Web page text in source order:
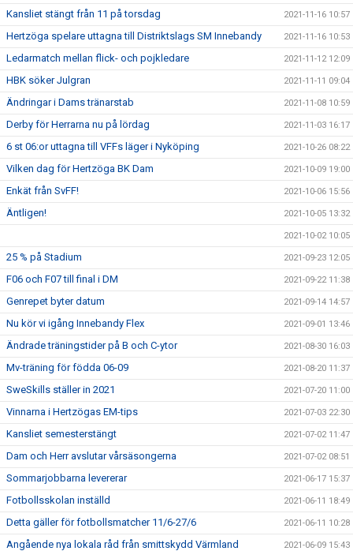
Kansliet stängt från 11 på torsdag 2021-11-16 10:57
Hertzöga spelare uttagna till Distriktslags SM Innebandy 2021-11-16 10:53
Ledarmatch mellan flick- och pojkledare 2021-11-12 12:09
HBK söker Julgran 2021-11-11 09:04
Ändringar i Dams tränarstab 2021-11-08 10:59
Derby för Herrarna nu på lördag 2021-11-03 16:17
6 st 06:or uttagna till VFFs läger i Nyköping 2021-10-26 08:22
Vilken dag för Hertzöga BK Dam 2021-10-09 19:00
Enkät från SvFF! 2021-10-06 15:56
Äntligen! 2021-10-05 13:32
2021-10-02 10:05
25 % på Stadium 2021-09-23 12:05
F06 och F07 till final i DM 2021-09-22 11:38
Genrepet byter datum 2021-09-14 14:57
Nu kör vi igång Innebandy Flex 2021-09-01 13:46
Ändrade träningstider på B och C-ytor 2021-08-30 16:03
Mv-träning för födda 06-09 2021-08-20 11:37
SweSkills ställer in 2021 2021-07-20 11:00
Vinnarna i Hertzögas EM-tips 2021-07-03 22:30
Kansliet semesterstängt 2021-07-02 11:47
Dam och Herr avslutar vårsäsongerna 2021-07-02 08:51
Sommarjobbarna levererar 2021-06-17 15:37
Fotbollsskolan inställd 2021-06-11 18:49
Detta gäller för fotbollsmatcher 11/6-27/6 2021-06-11 10:28
Angående nya lokala råd från smittskydd Värmland 2021-06-09 15:43